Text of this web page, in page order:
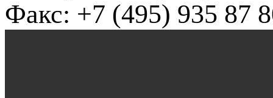
Факс: +7 (495) 935 87